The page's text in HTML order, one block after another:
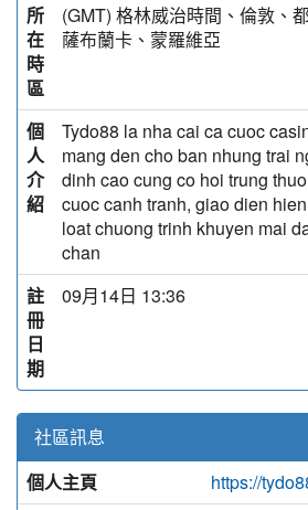
所
在
時
區
(GMT) 格林威治時間、倫敦、
薩布蘭卡、蒙羅維亞
個
人
介
紹
Tydo88 la nha cai ca cuoc
mang den cho ban nhung trai
dinh cao cung co hoi trung
cuoc canh tranh, giao dien
loat chuong trinh khuyen mai
chan
註
冊
日
期
09月14日 13:36
社區訊息
個人主頁
https://